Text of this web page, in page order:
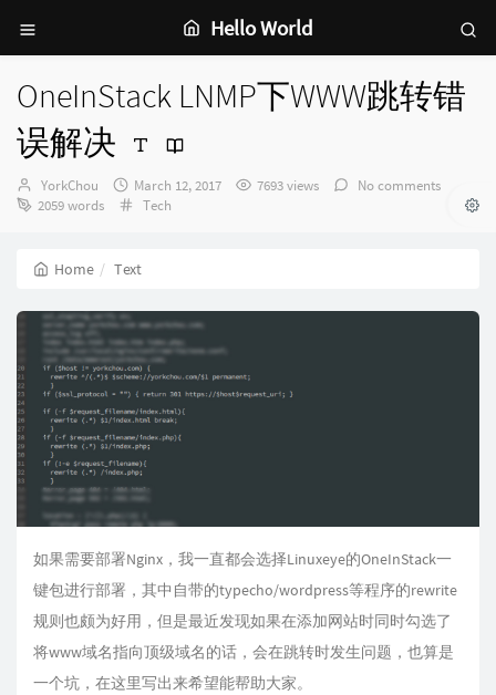
Hello World
OneInStack LNMP下WWW跳转错
误解决
Author：
YorkChou
发
布
March 12, 2017 7693 views
No comments
2059 words
Categories：
Tech
Home Text
如果需要部署Nginx，我一直都会选择Linuxeye的OneInStack一
键包进行部署，其中自带的typecho/wordpress等程序的rewrite
规则也颇为好用，但是最近发现如果在添加网站时同时勾选了
将www域名指向顶级域名的话，会在跳转时发生问题，也算是
一个坑，在这里写出来希望能帮助大家。